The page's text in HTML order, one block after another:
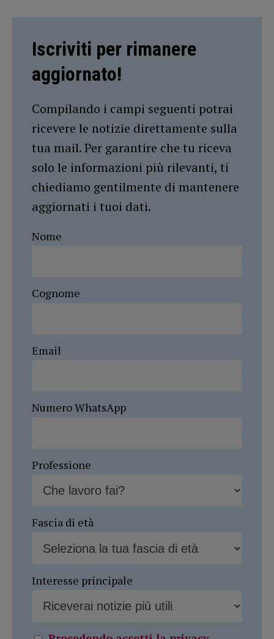
Iscriviti per rimanere
aggiornato!
Compilando i campi seguenti potrai
ricevere le notizie direttamente sulla
tua mail. Per garantire che tu riceva
solo le informazioni più rilevanti, ti
chiediamo gentilmente di mantenere
aggiornati i tuoi dati.
Nome
Cognome
Email
Numero WhatsApp
Professione
Fascia di età
Interesse principale